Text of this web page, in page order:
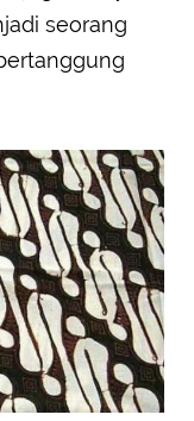
seorang